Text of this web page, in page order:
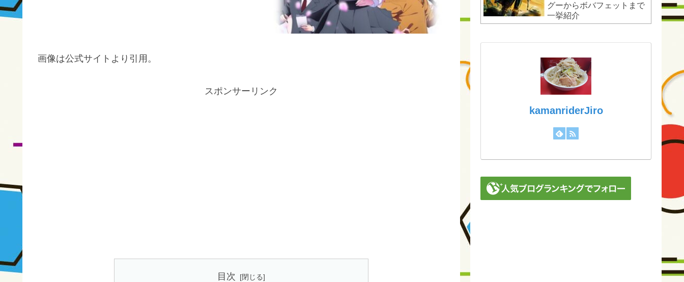
画像は公式サイトより引用。
スポンサーリンク
目次
グーからボバフェットまで
一挙紹介
kamanriderJiro